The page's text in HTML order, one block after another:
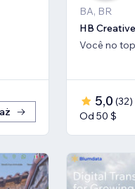
BA, BR
HB
Você no
5,0 (32)
Od 50 $